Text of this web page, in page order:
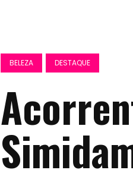
BELEZA DESTAQUE